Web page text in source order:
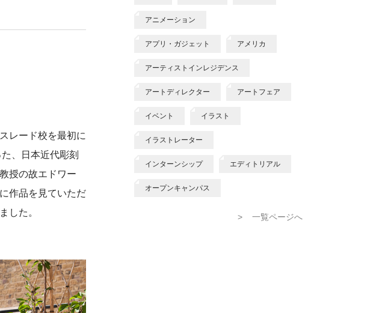
レード校を最初に
、日本近代彫刻
授の故エドワー
作品を見ていただ
した。
アニメーション
アプリ・ガジェット アメリカ
アーティストインレジデンス
アートディレクター アートフェア
イベント イラスト
イラストレーター
インターンシップ エディトリアル
オープンキャンパス
> 一覧ページへ